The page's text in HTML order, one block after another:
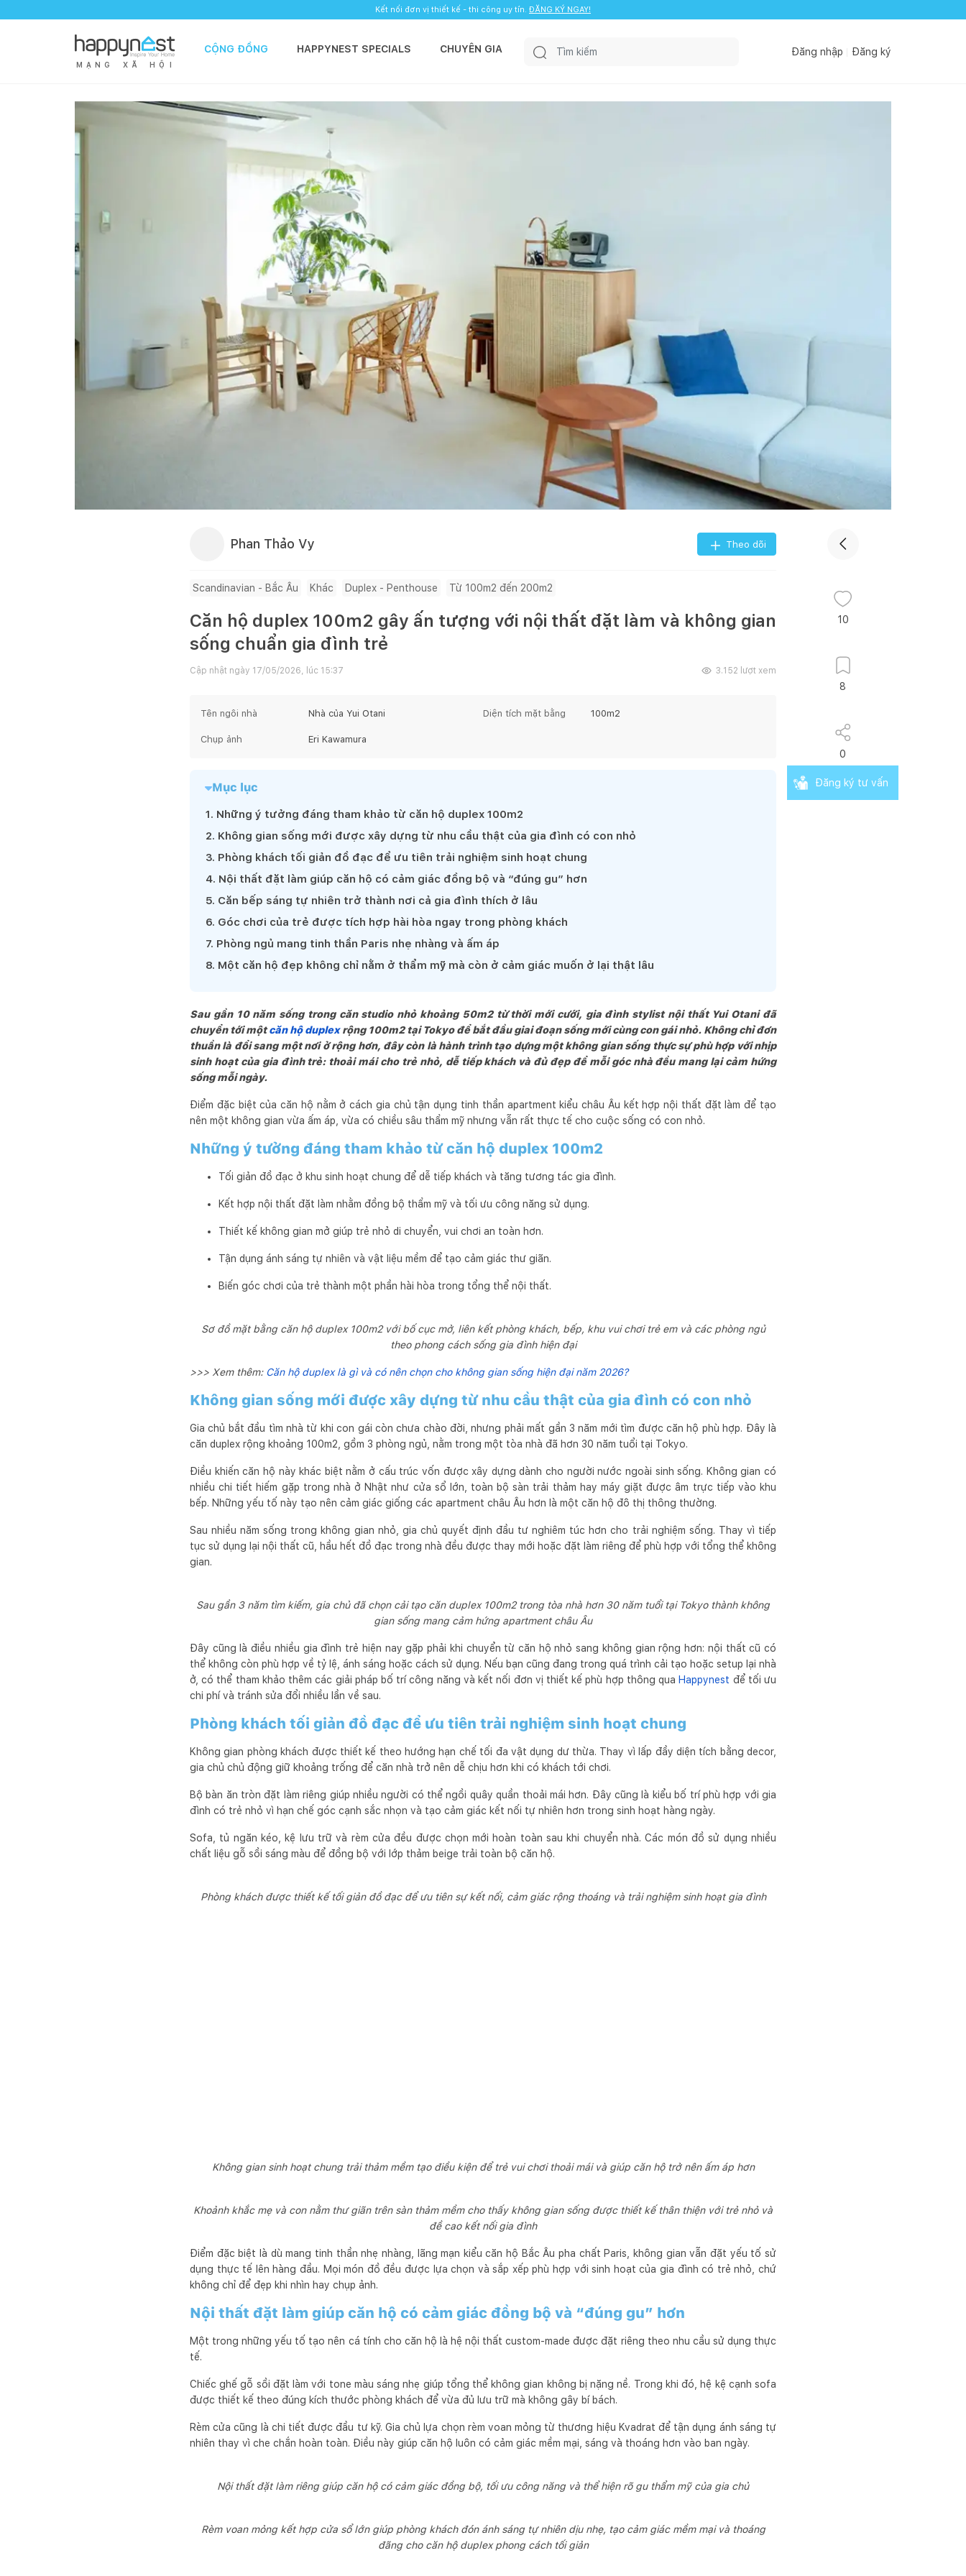
Kết nối đơn vị thiết kế - thi công uy tín. ĐĂNG KÝ NGAY!
M Ạ N G X Ã H Ộ I
CỘNG ĐỒNG HAPPYNEST SPECIALS CHUYÊN GIA Đăng nhập Đăng ký
Phan Thảo Vy Theo dõi
Scandinavian - Bắc Âu Khác Duplex - Penthouse Từ 100m2 đến 200m2
Căn hộ duplex 100m2 gây ấn tượng với nội thất đặt làm và không gian
sống chuẩn gia đình trẻ
Cập nhật ngày 17/05/2026, lúc 15:37 3.152 lượt xem
Tên ngôi nhà Nhà của Yui Otani Diện tích mặt bằng 100m2
Chụp ảnh Eri Kawamura
Mục lục
1. Những ý tưởng đáng tham khảo từ căn hộ duplex 100m2
2. Không gian sống mới được xây dựng từ nhu cầu thật của gia đình có con nhỏ
3. Phòng khách tối giản đồ đạc để ưu tiên trải nghiệm sinh hoạt chung
4. Nội thất đặt làm giúp căn hộ có cảm giác đồng bộ và “đúng gu” hơn
5. Căn bếp sáng tự nhiên trở thành nơi cả gia đình thích ở lâu
6. Góc chơi của trẻ được tích hợp hài hòa ngay trong phòng khách
7. Phòng ngủ mang tinh thần Paris nhẹ nhàng và ấm áp
8. Một căn hộ đẹp không chỉ nằm ở thẩm mỹ mà còn ở cảm giác muốn ở lại thật lâu
Sau gần 10 năm sống trong căn studio nhỏ khoảng 50m2 từ thời mới cưới, gia đình stylist nội thất Yui Otani đã
chuyển tới mộtcăn hộ duplexrộng 100m2 tại Tokyo để bắt đầu giai đoạn sống mới cùng con gái nhỏ. Không chỉ đơn
thuần là đổi sang một nơi ở rộng hơn, đây còn là hành trình tạo dựng một không gian sống thực sự phù hợp với nhịp
sinh hoạt của gia đình trẻ: thoải mái cho trẻ nhỏ, dễ tiếp khách và đủ đẹp để mỗi góc nhà đều mang lại cảm hứng
sống mỗi ngày.
Điểm đặc biệt của căn hộ nằm ở cách gia chủ tận dụng tinh thần apartment kiểu châu Âu kết hợp nội thất đặt làm để tạo
nên một không gian vừa ấm áp, vừa có chiều sâu thẩm mỹ nhưng vẫn rất thực tế cho cuộc sống có con nhỏ.
Những ý tưởng đáng tham khảo từ căn hộ duplex 100m2
Tối giản đồ đạc ở khu sinh hoạt chung để dễ tiếp khách và tăng tương tác gia đình.
Kết hợp nội thất đặt làm nhằm đồng bộ thẩm mỹ và tối ưu công năng sử dụng.
Thiết kế không gian mở giúp trẻ nhỏ di chuyển, vui chơi an toàn hơn.
Tận dụng ánh sáng tự nhiên và vật liệu mềm để tạo cảm giác thư giãn.
Biến góc chơi của trẻ thành một phần hài hòa trong tổng thể nội thất.
Sơ đồ mặt bằng căn hộ duplex 100m2 với bố cục mở, liên kết phòng khách, bếp, khu vui chơi trẻ em và các phòng ngủ
theo phong cách sống gia đình hiện đại
>>> Xem thêm: Căn hộ duplex là gì và có nên chọn cho không gian sống hiện đại năm 2026?
Không gian sống mới được xây dựng từ nhu cầu thật của gia đình có con nhỏ
Gia chủ bắt đầu tìm nhà từ khi con gái còn chưa chào đời, nhưng phải mất gần 3 năm mới tìm được căn hộ phù hợp. Đây là
căn duplex rộng khoảng 100m2, gồm 3 phòng ngủ, nằm trong một tòa nhà đã hơn 30 năm tuổi tại Tokyo.
Điều khiến căn hộ này khác biệt nằm ở cấu trúc vốn được xây dựng dành cho người nước ngoài sinh sống. Không gian có
nhiều chi tiết hiếm gặp trong nhà ở Nhật như cửa sổ lớn, toàn bộ sàn trải thảm hay máy giặt được âm trực tiếp vào khu
bếp. Những yếu tố này tạo nên cảm giác giống các apartment châu Âu hơn là một căn hộ đô thị thông thường.
Sau nhiều năm sống trong không gian nhỏ, gia chủ quyết định đầu tư nghiêm túc hơn cho trải nghiệm sống. Thay vì tiếp
tục sử dụng lại nội thất cũ, hầu hết đồ đạc trong nhà đều được thay mới hoặc đặt làm riêng để phù hợp với tổng thể không
gian.
Sau gần 3 năm tìm kiếm, gia chủ đã chọn cải tạo căn duplex 100m2 trong tòa nhà hơn 30 năm tuổi tại Tokyo thành không
gian sống mang cảm hứng apartment châu Âu
Đây cũng là điều nhiều gia đình trẻ hiện nay gặp phải khi chuyển từ căn hộ nhỏ sang không gian rộng hơn: nội thất cũ có
thể không còn phù hợp về tỷ lệ, ánh sáng hoặc cách sử dụng. Nếu bạn cũng đang trong quá trình cải tạo hoặc setup lại nhà
ở, có thể tham khảo thêm các giải pháp bố trí công năng và kết nối đơn vị thiết kế phù hợp thông qua Happynest để tối ưu
chi phí và tránh sửa đổi nhiều lần về sau.
Phòng khách tối giản đồ đạc để ưu tiên trải nghiệm sinh hoạt chung
Không gian phòng khách được thiết kế theo hướng hạn chế tối đa vật dụng dư thừa. Thay vì lấp đầy diện tích bằng decor,
gia chủ chủ động giữ khoảng trống để căn nhà trở nên dễ chịu hơn khi có khách tới chơi.
Bộ bàn ăn tròn đặt làm riêng giúp nhiều người có thể ngồi quây quần thoải mái hơn. Đây cũng là kiểu bố trí phù hợp với gia
đình có trẻ nhỏ vì hạn chế góc cạnh sắc nhọn và tạo cảm giác kết nối tự nhiên hơn trong sinh hoạt hàng ngày.
Sofa, tủ ngăn kéo, kệ lưu trữ và rèm cửa đều được chọn mới hoàn toàn sau khi chuyển nhà. Các món đồ sử dụng nhiều
chất liệu gỗ sồi sáng màu để đồng bộ với lớp thảm beige trải toàn bộ căn hộ.
Phòng khách được thiết kế tối giản đồ đạc để ưu tiên sự kết nối, cảm giác rộng thoáng và trải nghiệm sinh hoạt gia đình
Không gian sinh hoạt chung trải thảm mềm tạo điều kiện để trẻ vui chơi thoải mái và giúp căn hộ trở nên ấm áp hơn
Khoảnh khắc mẹ và con nằm thư giãn trên sàn thảm mềm cho thấy không gian sống được thiết kế thân thiện với trẻ nhỏ và
đề cao kết nối gia đình
Điểm đặc biệt là dù mang tinh thần nhẹ nhàng, lãng mạn kiểu căn hộ Bắc Âu pha chất Paris, không gian vẫn đặt yếu tố sử
dụng thực tế lên hàng đầu. Mọi món đồ đều được lựa chọn và sắp xếp phù hợp với sinh hoạt của gia đình có trẻ nhỏ, chứ
không chỉ để đẹp khi nhìn hay chụp ảnh.
Nội thất đặt làm giúp căn hộ có cảm giác đồng bộ và “đúng gu” hơn
Một trong những yếu tố tạo nên cá tính cho căn hộ là hệ nội thất custom-made được đặt riêng theo nhu cầu sử dụng thực
tế.
Chiếc ghế gỗ sồi đặt làm với tone màu sáng nhẹ giúp tổng thể không gian không bị nặng nề. Trong khi đó, hệ kệ cạnh sofa
được thiết kế theo đúng kích thước phòng khách để vừa đủ lưu trữ mà không gây bí bách.
Rèm cửa cũng là chi tiết được đầu tư kỹ. Gia chủ lựa chọn rèm voan mỏng từ thương hiệu Kvadrat để tận dụng ánh sáng tự
nhiên thay vì che chắn hoàn toàn. Điều này giúp căn hộ luôn có cảm giác mềm mại, sáng và thoáng hơn vào ban ngày.
Nội thất đặt làm riêng giúp căn hộ có cảm giác đồng bộ, tối ưu công năng và thể hiện rõ gu thẩm mỹ của gia chủ
Rèm voan mỏng kết hợp cửa sổ lớn giúp phòng khách đón ánh sáng tự nhiên dịu nhẹ, tạo cảm giác mềm mại và thoáng
đãng cho căn hộ duplex phong cách tối giản
10
8
0
Đăng ký tư vấn